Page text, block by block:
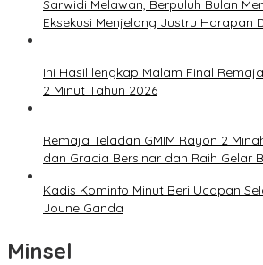
Sarwidi Melawan, Berpuluh Bulan
Eksekusi Menjelang Justru Harapan
Ini Hasil lengkap Malam Final
2 Minut Tahun 2026
Remaja Teladan GMIM Rayon 2
dan Gracia Bersinar dan Raih Gelar
Kadis Kominfo Minut Beri Ucapan
Joune Ganda
Minsel